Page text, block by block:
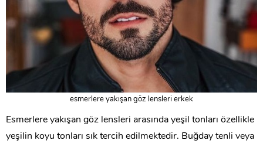
esmerlere yakışan göz lensleri erkek
Esmerlere yakışan göz lensleri arasında yeşil tonları özellikle
yeşilin koyu tonları sık tercih edilmektedir. Buğday tenli veya